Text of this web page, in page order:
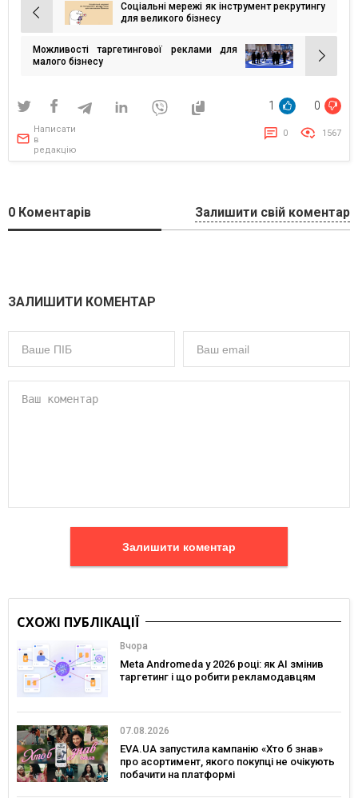
Навігація
записів
Соціальні мережі як інструмент рекрутингу
для великого бізнесу
Можливості таргетингової реклами для
малого бізнесу
1 0
Написати
в
редакцію
0 1567
0 Коментарів Залишити свій коментар
ЗАЛИШИТИ КОМЕНТАР
Залишити коментар
СХОЖІ ПУБЛІКАЦІЇ
Вчора
Meta Andromeda у 2026 році: як AI змінив
таргетинг і що робити рекламодавцям
07.08.2026
EVA.UA запустила кампанію «Хто б знав»
про асортимент, якого покупці не очікують
побачити на платформі